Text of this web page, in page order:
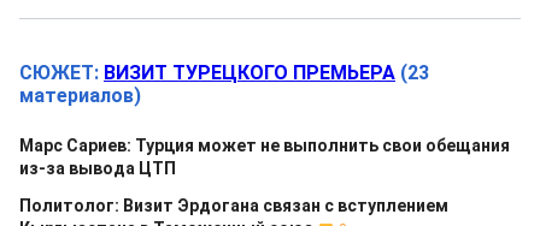
СЮЖЕТ: ВИЗИТ ТУРЕЦКОГО ПРЕМЬЕРА (23
материалов)
Марс Сариев: Турция может не выполнить свои обещания
из-за вывода ЦТП
Политолог: Визит Эрдогана связан с вступлением